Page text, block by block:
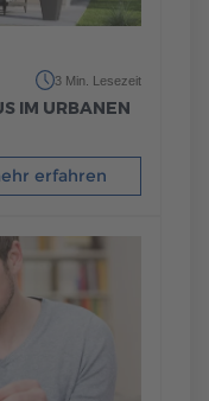
3 Min. Lesezeit
IM URBANEN
erfahren